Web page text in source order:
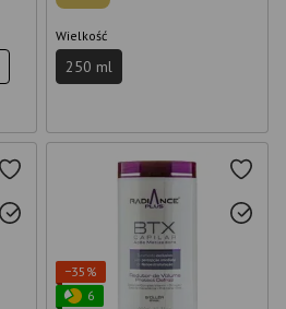
Wielkość
250 ml
−35%
6